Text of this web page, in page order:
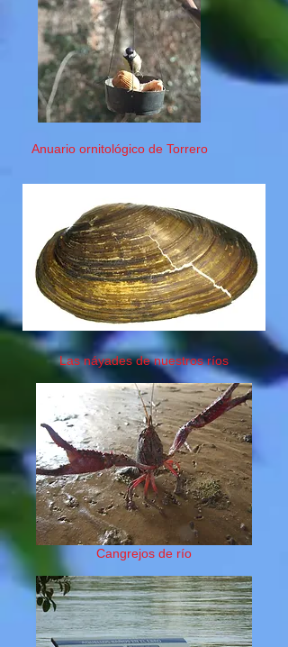
Anuario ornitológico de Torrero
Las náyades de nuestros ríos
Cangrejos de río